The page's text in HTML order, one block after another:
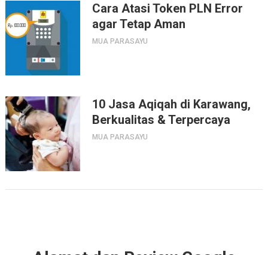
Cara Atasi Token PLN Error
agar Tetap Aman
MUA PARASAYU
10 Jasa Aqiqah di Karawang,
Berkualitas & Terpercaya
MUA PARASAYU